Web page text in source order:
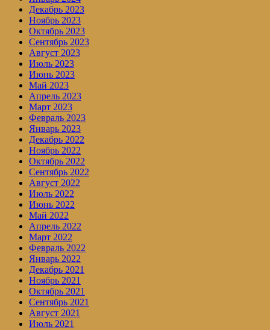
Декабрь 2023
Ноябрь 2023
Октябрь 2023
Сентябрь 2023
Август 2023
Июль 2023
Июнь 2023
Май 2023
Апрель 2023
Март 2023
Февраль 2023
Январь 2023
Декабрь 2022
Ноябрь 2022
Октябрь 2022
Сентябрь 2022
Август 2022
Июль 2022
Июнь 2022
Май 2022
Апрель 2022
Март 2022
Февраль 2022
Январь 2022
Декабрь 2021
Ноябрь 2021
Октябрь 2021
Сентябрь 2021
Август 2021
Июль 2021